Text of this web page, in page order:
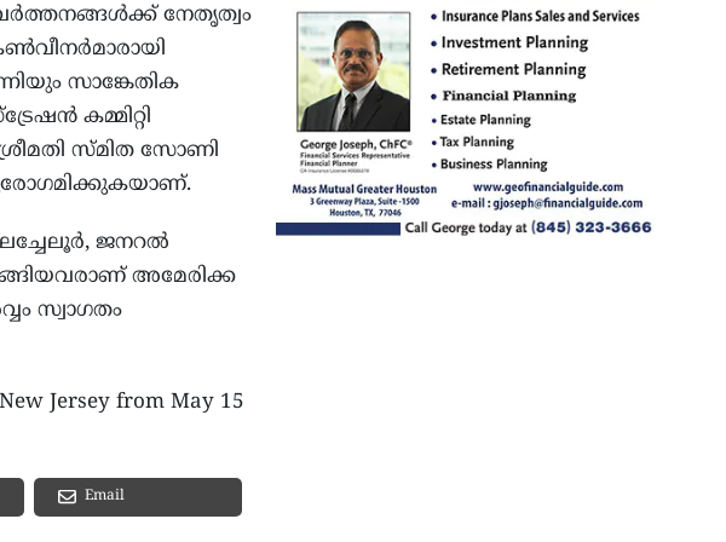
നേതൃത്വം
സാങ്കേതിക
കമ്മിറ്റി
സ്മിത സോണി
ജനറല്‍
അമേരിക്ക
സ്വാഗതം
Jersey from May 15
Email